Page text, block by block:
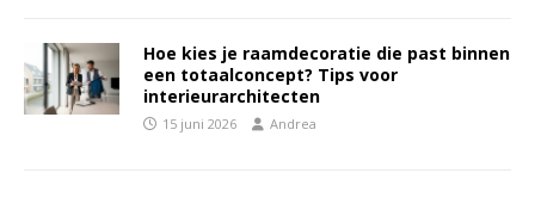
Hoe kies je raamdecoratie die past binnen
een totaalconcept? Tips voor
interieurarchitecten
15 juni 2026 Andrea